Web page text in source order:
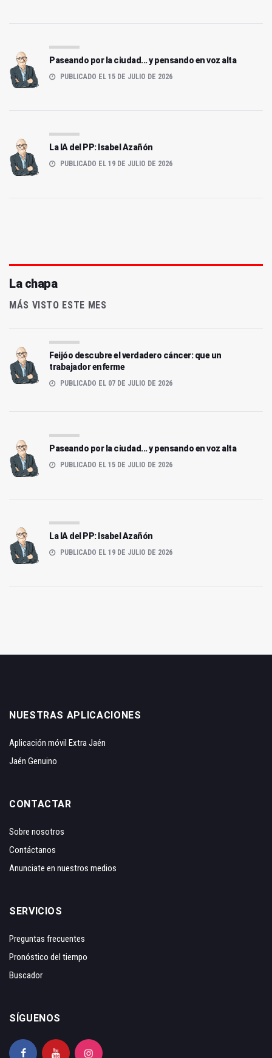
Paseando por la ciudad... y pensando en voz alta
PUBLICADO EL 15 DE JULIO DE 2026
La IA del PP: Isabel Azañón
PUBLICADO EL 19 DE JULIO DE 2026
La chapa
MÁS VISTO ESTE MES
Feijóo descubre el verdadero cáncer: que un
trabajador enferme
PUBLICADO EL 07 DE JULIO DE 2026
Paseando por la ciudad... y pensando en voz alta
PUBLICADO EL 15 DE JULIO DE 2026
La IA del PP: Isabel Azañón
PUBLICADO EL 19 DE JULIO DE 2026
NUESTRAS APLICACIONES
Aplicación móvil Extra Jaén
Jaén Genuino
CONTACTAR
Sobre nosotros
Contáctanos
Anunciate en nuestros medios
SERVICIOS
Preguntas frecuentes
Pronóstico del tiempo
Buscador
SÍGUENOS